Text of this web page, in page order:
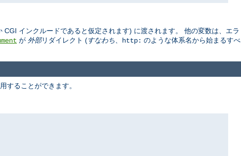
CGI インクルードであると仮定されます) に渡されます。 他の変数は、エラ
が 外部リダイレクト (すなわち http: のような体系名から始まるすべ
することができます。